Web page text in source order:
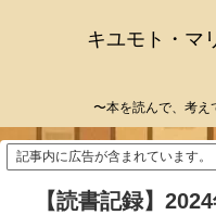
キユモト・マ
〜本を読んで、考え
記事内に広告が含まれています。
【読書記録】